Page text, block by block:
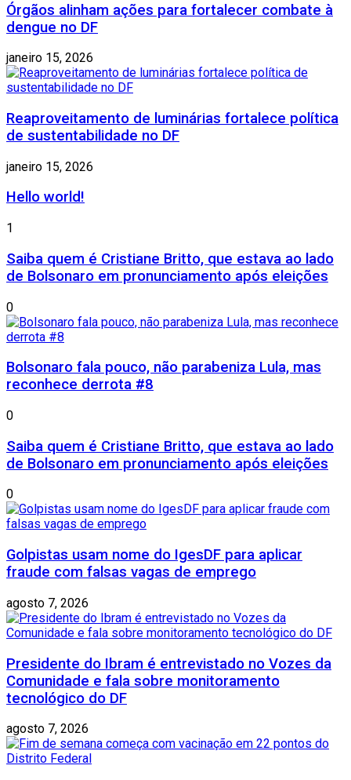
Órgãos alinham ações para fortalecer combate à
dengue no DF
janeiro 15, 2026
Reaproveitamento de luminárias fortalece política
de sustentabilidade no DF
janeiro 15, 2026
Hello world!
1
Saiba quem é Cristiane Britto, que estava ao lado
de Bolsonaro em pronunciamento após eleições
0
Bolsonaro fala pouco, não parabeniza Lula, mas
reconhece derrota #8
0
Saiba quem é Cristiane Britto, que estava ao lado
de Bolsonaro em pronunciamento após eleições
0
Golpistas usam nome do IgesDF para aplicar
fraude com falsas vagas de emprego
agosto 7, 2026
Presidente do Ibram é entrevistado no Vozes da
Comunidade e fala sobre monitoramento
tecnológico do DF
agosto 7, 2026